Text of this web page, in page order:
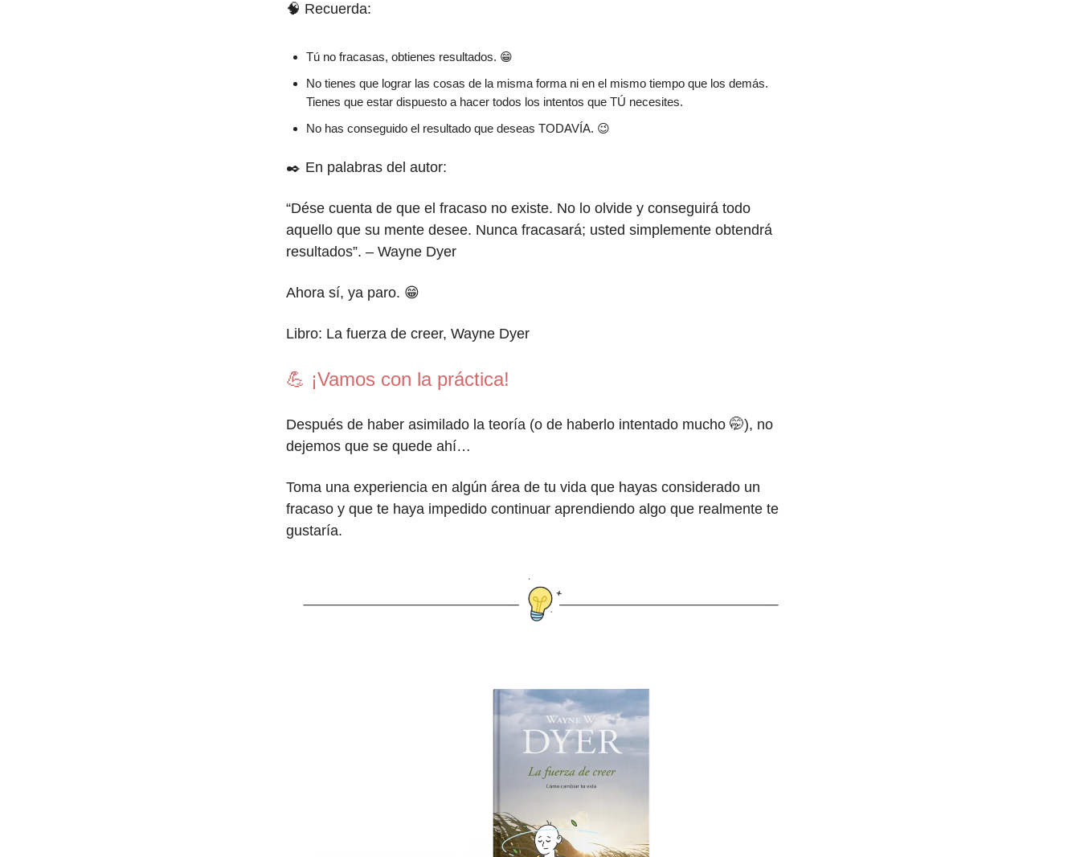
🧠 Recuerda:
Tú no fracasas, obtienes resultados. 😁
No tienes que lograr las cosas de la misma forma ni en el mismo tiempo que los demás.
Tienes que estar dispuesto a hacer todos los intentos que TÚ necesites.
No has conseguido el resultado que deseas TODAVÍA. 😉
✒️ En palabras del autor:
“Dése cuenta de que el fracaso no existe. No lo olvide y conseguirá todo
aquello que su mente desee. Nunca fracasará; usted simplemente obtendrá
resultados”. – Wayne Dyer
Ahora sí, ya paro. 😁
Libro: La fuerza de creer, Wayne Dyer
💪 ¡Vamos con la práctica!
Después de haber asimilado la teoría (o de haberlo intentado mucho 🤭), no
dejemos que se quede ahí…
Toma una experiencia en algún área de tu vida que hayas considerado un
fracaso y que te haya impedido continuar aprendiendo algo que realmente te
gustaría.